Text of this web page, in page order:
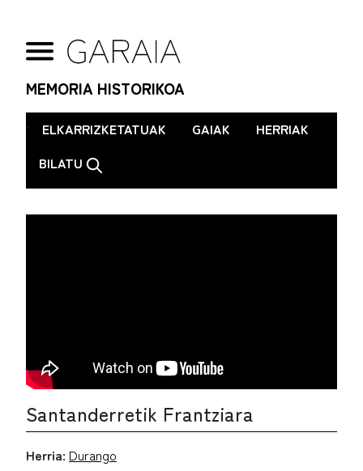
MEMORIA HISTORIKOA
. ELKARRIZKETATUAK GAIAK
HERRIAK
BILATU
Santanderretik Frantziara
Herria: Durango